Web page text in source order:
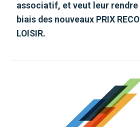
associatif, et veut leur rendre
biais des nouveaux PRIX
LOISIR.